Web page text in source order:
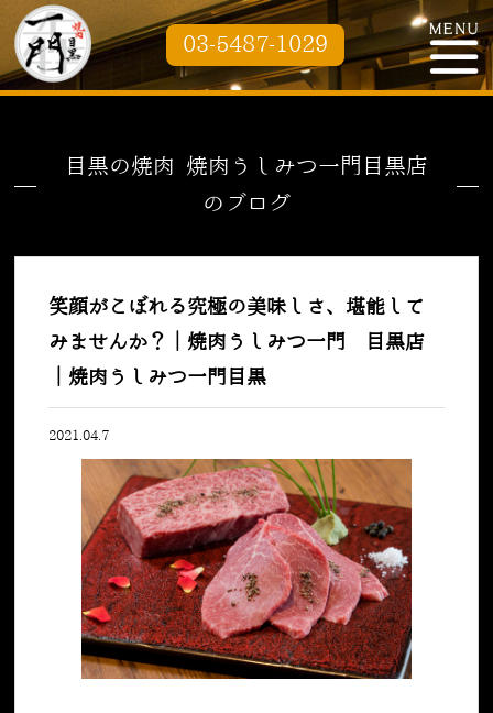
03-5487-1029
目黒の焼肉 焼肉うしみつ一門目黒店
のブログ
笑顔がこぼれる究極の美味しさ、堪能して
みませんか？｜焼肉うしみつ一門 目黒店
｜焼肉うしみつ一門目黒
2021.04.7